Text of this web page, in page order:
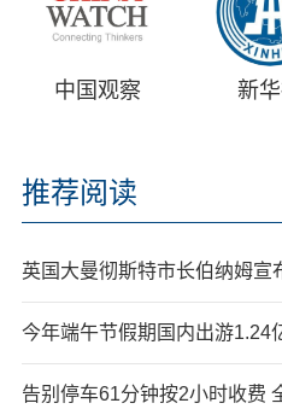
中国观察 新
推荐阅读
英国大曼彻斯特市长伯纳姆宣
今年端午节假期国内出游1.24
告别停车61分钟按2小时收费